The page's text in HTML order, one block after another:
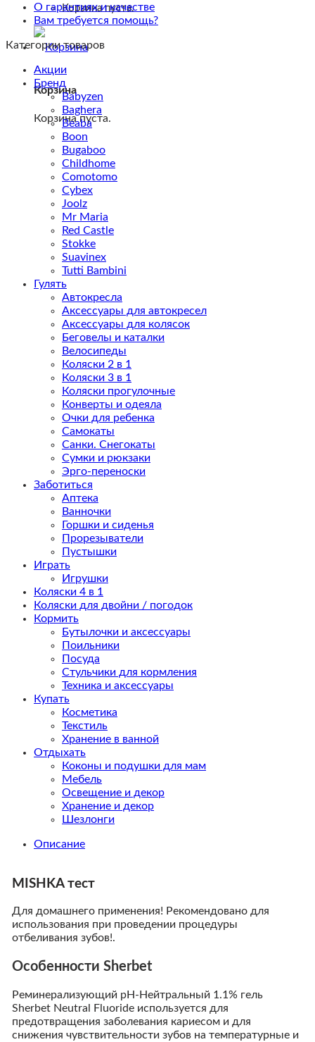
Корзина пуста.
Корзина
Корзина пуста.
О гарантиях и качестве
Вам требуется помощь?
Категории товаров
Акции
Бренд
Babyzen
Baghera
Beaba
Boon
Bugaboo
Childhome
Comotomo
Cybex
Joolz
Mr Maria
Red Castle
Stokke
Suavinex
Tutti Bambini
Гулять
Автокресла
Аксессуары для автокресел
Аксессуары для колясок
Беговелы и каталки
Велосипеды
Коляски 2 в 1
Коляски 3 в 1
Коляски прогулочные
Конверты и одеяла
Очки для ребенка
Самокаты
Санки. Снегокаты
Сумки и рюкзаки
Эрго-переноски
Заботиться
Аптека
Ванночки
Горшки и сиденья
Прорезыватели
Пустышки
Играть
Игрушки
Коляски 4 в 1
Коляски для двойни / погодок
Кормить
Бутылочки и аксессуары
Поильники
Посуда
Стульчики для кормления
Техника и аксессуары
Купать
Косметика
Текстиль
Хранение в ванной
Отдыхать
Коконы и подушки для мам
Мебель
Освещение и декор
Хранение и декор
Шезлонги
Описание
MISHKA тест
Для домашнего применения! Рекомендовано для
использования при проведении процедуры
отбеливания зубов!.
Особенности Sherbet
Реминерализующий рН-Нейтральный 1.1% гель
Sherbet Neutral Fluoride используется для
предотвращения заболевания кариесом и для
снижения чувствительности зубов на температурные и